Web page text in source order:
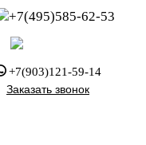
+7(495)585-62-53
+7(903)121-59-14
Заказать звонок